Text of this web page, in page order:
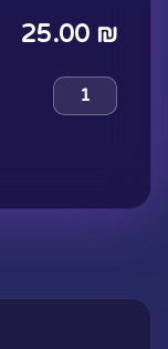
25.00 ₪